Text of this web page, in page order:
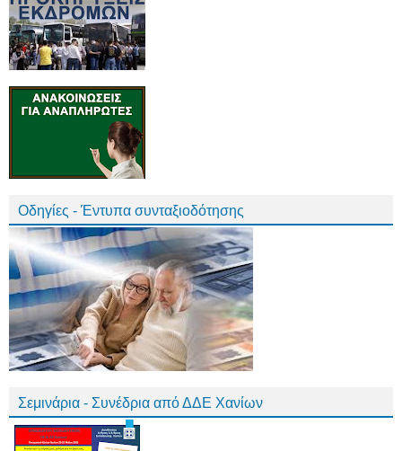
Οδηγίες - Έντυπα συνταξιοδότησης
Σεμινάρια - Συνέδρια από ΔΔΕ Χανίων